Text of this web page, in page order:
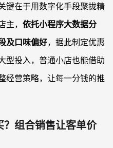
键在于用数字化手段聚拢精
， 依托小程序大数据分
及口味偏好，据此制定优惠
型投入，普通小店也能借助
经营策略，让每一分钱的推
组合销售让客单价